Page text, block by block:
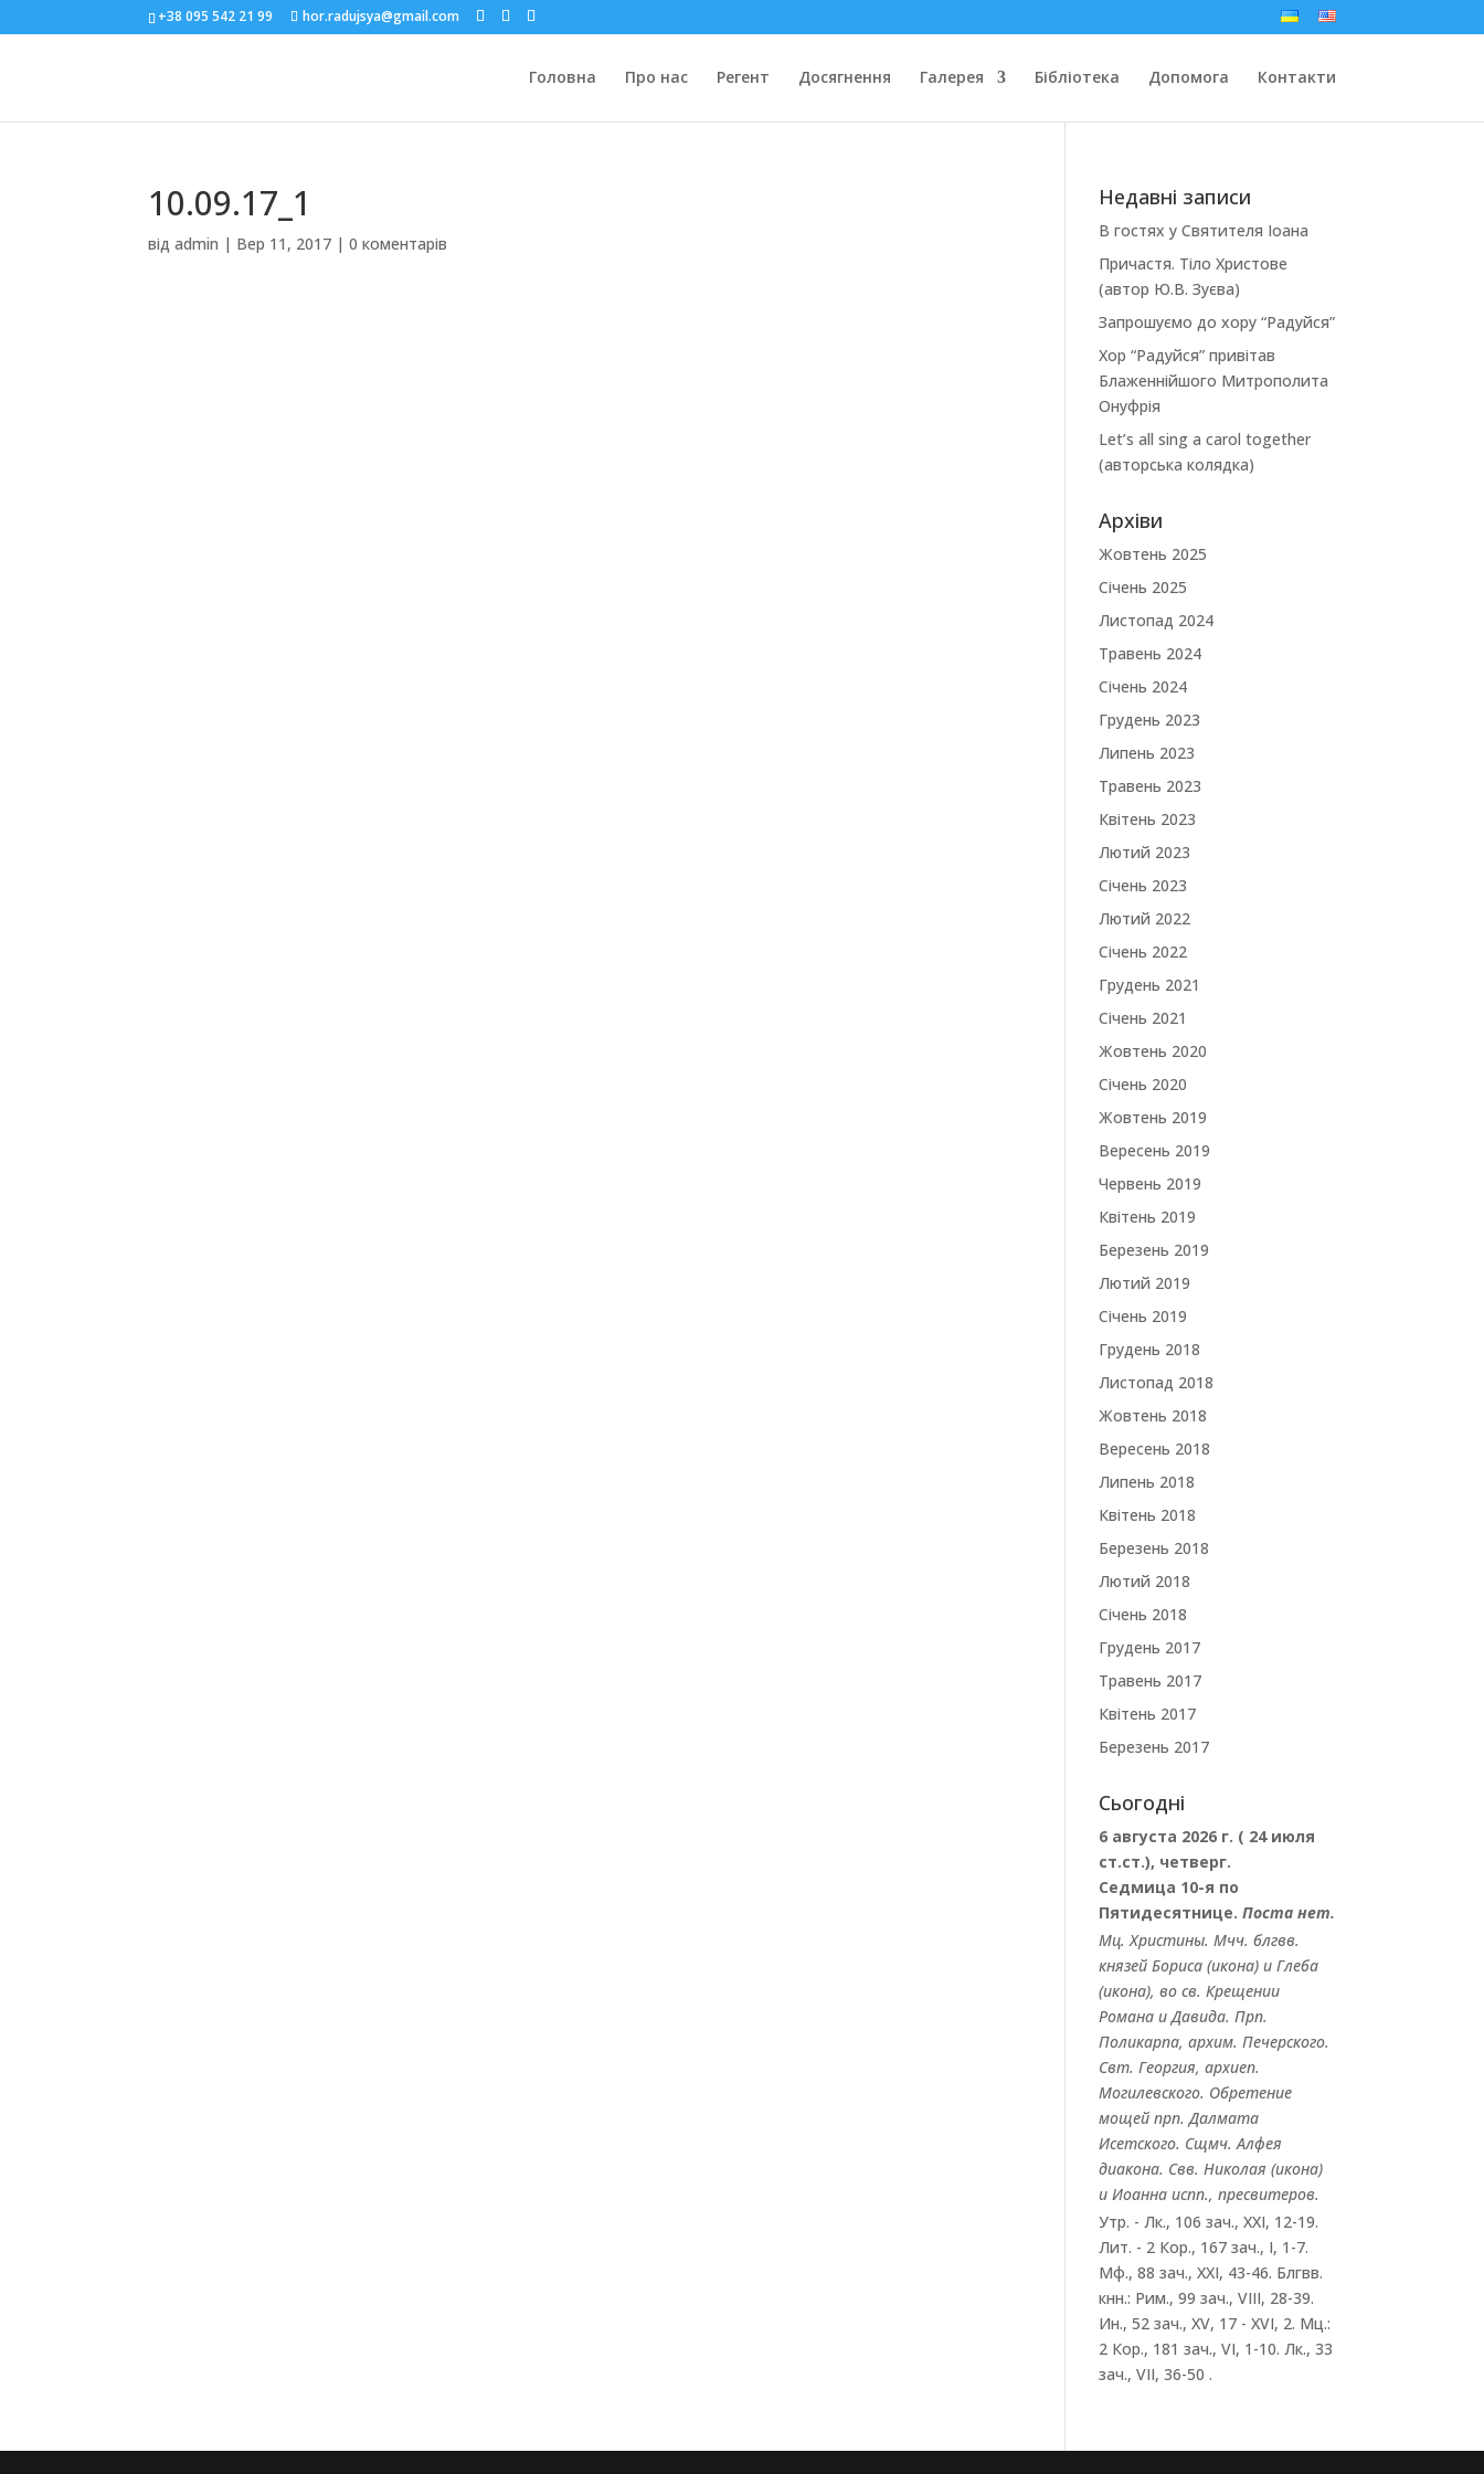
+38 095 542 21 99 hor.radujsya@gmail.com
Головна Про нас Регент Досягнення Галерея Бібліотека Допомога Контакти
10.09.17_1
відadmin | Вер 11, 2017 |0 коментарів
Недавні записи
В гостях у Святителя Іоана
Причастя. Тіло Христове
(автор Ю.В. Зуєва)
Запрошуємо до хору “Радуйся”
Хор “Радуйся” привітав
Блаженнійшого Митрополита
Онуфрія
Let’s all sing a carol together
(авторська колядка)
Архіви
Жовтень 2025
Січень 2025
Листопад 2024
Травень 2024
Січень 2024
Грудень 2023
Липень 2023
Травень 2023
Квітень 2023
Лютий 2023
Січень 2023
Лютий 2022
Січень 2022
Грудень 2021
Січень 2021
Жовтень 2020
Січень 2020
Жовтень 2019
Вересень 2019
Червень 2019
Квітень 2019
Березень 2019
Лютий 2019
Січень 2019
Грудень 2018
Листопад 2018
Жовтень 2018
Вересень 2018
Липень 2018
Квітень 2018
Березень 2018
Лютий 2018
Січень 2018
Грудень 2017
Травень 2017
Квітень 2017
Березень 2017
Сьогодні
6 августа 2026 г. ( 24 июля
ст.ст.), четверг.
Седмица 10-я по
Пятидесятнице. Поста нет.
Мц.Христины. Мчч. блгвв.
князей Бориса(икона) и Глеба
(икона), во св. Крещении
Романа и Давида. Прп.
Поликарпа, архим. Печерского.
Свт. Георгия, архиеп.
Могилевского. Обретение
мощей прп.Далмата
Исетского. Сщмч.Алфея
диакона. Свв. Николая (икона)
и Иоаннаиспп., пресвитеров.
Утр. - Лк., 106 зач., XXI, 12-19.
Лит. - 2 Кор., 167 зач., I, 1-7.
Мф., 88 зач., XXI, 43-46. Блгвв.
кнн.: Рим., 99 зач., VIII, 28-39.
Ин., 52 зач., XV, 17 - XVI, 2. Мц.:
2 Кор., 181 зач., VI, 1-10. Лк., 33
зач., VII, 36-50 .